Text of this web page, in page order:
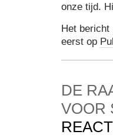
onze tijd.
Het bericht
eerst op
DE
VOOR